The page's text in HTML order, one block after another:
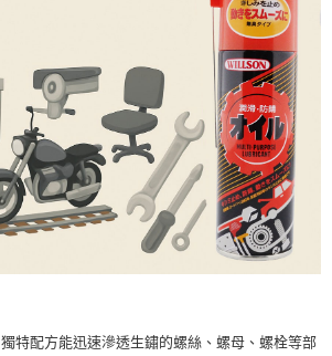
獨特配方能迅速滲透生鏽的螺絲、螺母、螺栓等部